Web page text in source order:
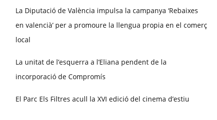
La Diputació de València impulsa la campanya ‘Rebaixes
en valencià’ per a promoure la llengua propia en el comerç
local
La unitat de l’esquerra a l’Eliana pendent de la
incorporació de Compromís
El Parc Els Filtres acull la XVI edició del cinema d’estiu